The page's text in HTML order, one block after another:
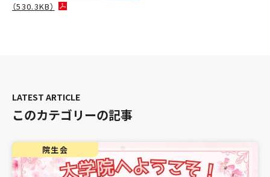
（530.3KB）
このカテゴリーの記事
院生会